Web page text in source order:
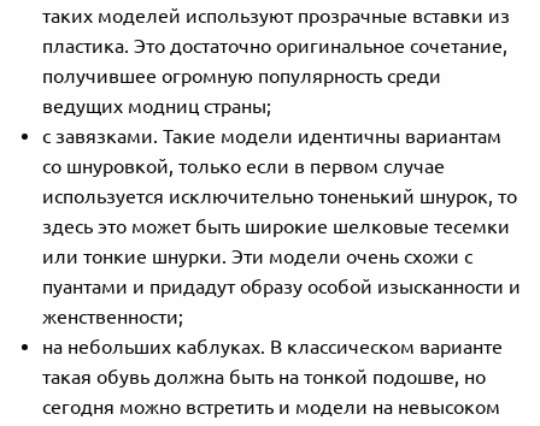
таких моделей используют прозрачные вставки из
пластика. Это достаточно оригинальное сочетание,
получившее огромную популярность среди
ведущих модниц страны;
с завязками. Такие модели идентичны вариантам
со шнуровкой, только если в первом случае
используется исключительно тоненький шнурок, то
здесь это может быть широкие шелковые тесемки
или тонкие шнурки. Эти модели очень схожи с
пуантами и придадут образу особой изысканности и
женственности;
на небольших каблуках. В классическом варианте
такая обувь должна быть на тонкой подошве, но
сегодня можно встретить и модели на невысоком